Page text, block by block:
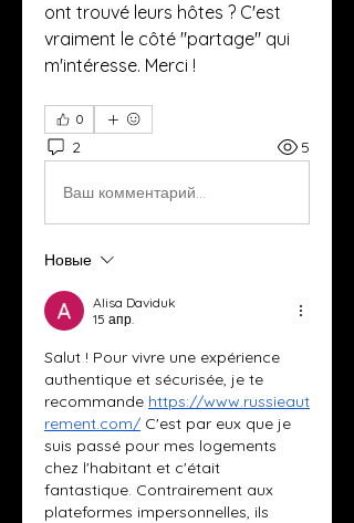
ont trouvé leurs hôtes ? C'est
vraiment le côté "partage" qui
m'intéresse. Merci !
0
2 5
Ваш комментарий...
Новые
Alisa Daviduk
15 апр.
Salut ! Pour vivre une expérience
authentique et sécurisée, je te
recommande https://www.russieaut
rement.com/ C'est par eux que je
suis passé pour mes logements
chez l'habitant et c'était
fantastique. Contrairement aux
plateformes impersonnelles, ils